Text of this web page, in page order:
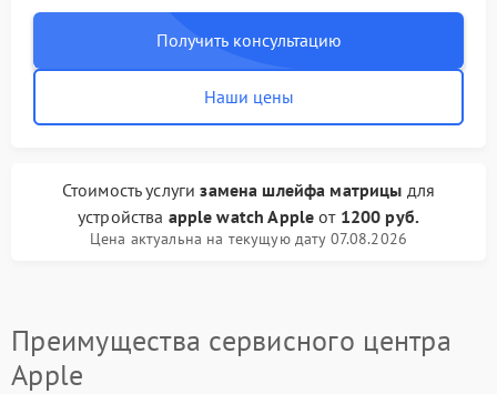
Получить консультацию
Наши цены
Стоимость услугизамена шлейфа матрицы для
устройства apple watch Apple от 1200 руб.
Цена актуальна на текущую дату 07.08.2026
Преимущества сервисного центра
Apple